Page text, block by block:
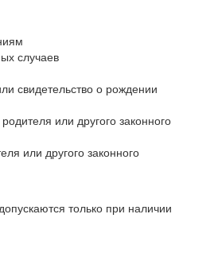
случаев
свидетельство о рождении
или другого законного
или другого законного
только при наличии